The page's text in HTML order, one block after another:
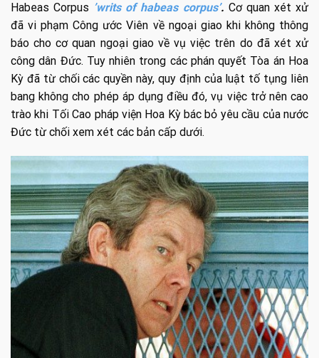
Habeas Corpus ’writs of habeas corpus’. Cơ quan xét xử
đã vi phạm Công ước Viên về ngoại giao khi không thông
báo cho cơ quan ngoại giao về vụ việc trên do đã xét xử
công dân Đức. Tuy nhiên trong các phán quyết Tòa án Hoa
Kỳ đã từ chối các quyền này, quy định của luật tố tụng liên
bang không cho phép áp dụng điều đó, vụ việc trở nên cao
trào khi Tối Cao pháp viện Hoa Kỳ bác bỏ yêu cầu của nước
Đức từ chối xem xét các bản cấp dưới.